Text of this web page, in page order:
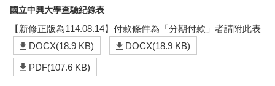
國立中興大學查驗紀錄表
【新修正版為114.08.14】付款條件為「分期付款」者請附此表
DOCX(18.9 KB)
DOCX(18.9 KB)
PDF(107.6 KB)